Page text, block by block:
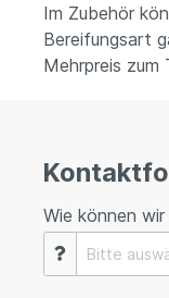
Im Zubehör
Bereifungsart
Mehrpreis zum
Wie können